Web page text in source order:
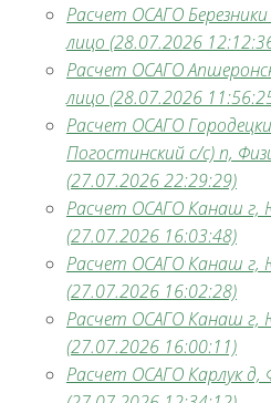
Расчет ОСАГО
лицо (28.07.2026
Расчет ОСАГО
лицо (28.07.2026
Расчет ОСАГО
Погостинский с/с) п,
(27.07.2026 22:29:29)
Расчет ОСАГО Канаш г,
(27.07.2026 16:03:48)
Расчет ОСАГО Канаш г,
(27.07.2026 16:02:28)
Расчет ОСАГО Канаш г,
(27.07.2026 16:00:11)
Расчет ОСАГО Карлук д,